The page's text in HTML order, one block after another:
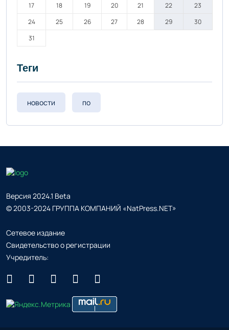
17
18 19 20 21 22
23
24
25 26 27 28 29
30
31
Теги
новости по
Версия 2024.1 Beta
© 2003-2024 ГРУППА КОМПАНИЙ «NatPress.NET»
Сетевое издание
Свидетельство о регистрации
Учредитель: